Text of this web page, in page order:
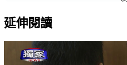
延伸閱讀